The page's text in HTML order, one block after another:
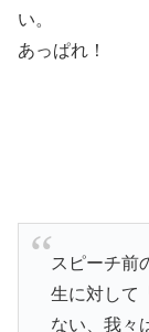
い。
あっぱれ！
スピーチ前
生に対して
ない、我々